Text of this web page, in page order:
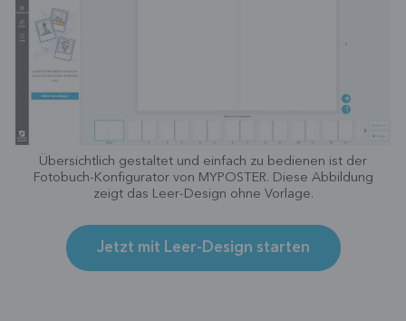
Übersichtlich gestaltet und einfach zu bedienen ist der
Fotobuch-Konfigurator von MYPOSTER. Diese Abbildung
zeigt das Leer-Design ohne Vorlage.
Jetzt mit Leer-Design starten